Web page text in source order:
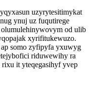
uzyrytesitimykat
ynuj uz fuqutirege
od ulib
xyrifitukewuzo.
somo zyfipyfa yxuwyg
riduwewihy ra
it yteqegasihyf yvep